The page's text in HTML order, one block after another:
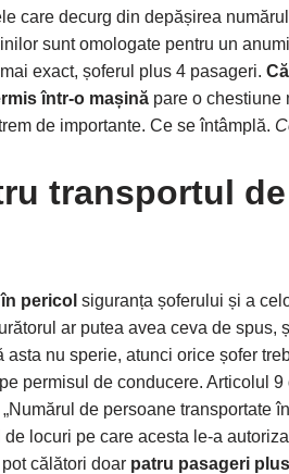
care decurg din depășirea
sunt omologate pentru un
exact, șoferul plus 4 pasageri.
într-o mașină pare o chestiune
de importante. Ce se întâmplă.
transportul
în pericol siguranța șoferului și a
ar putea avea ceva de spus,
asta nu sperie, atunci orice șofer
permisul de conducere. Articolul
de persoane transportate
locuri pe care acesta le-a
călători doar patru pasageri